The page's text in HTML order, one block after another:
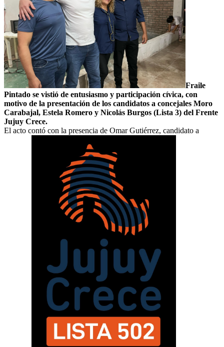
Fraile
Pintado se vistió de entusiasmo y participación cívica, con
motivo de la presentación de los candidatos a concejales Moro
Carabajal, Estela Romero y Nicolás Burgos (Lista 3) del Frente
Jujuy Crece.
El acto contó con la presencia de Omar Gutiérrez, candidato a